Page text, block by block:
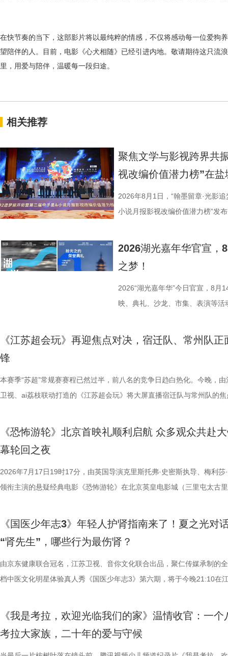
在快节奏的当下，这部影片将以最纯粹的情感，不仅将感动每一位爱狗
望陪伴的人。目前，电影《心犬相随》已经引进内地。敬请期待这只流
里，用爱与陪伴，温暖每一段归途。
相关推荐
聚焦文学与影视跨界共
视改编价值潜力榜”在盐
2026年8月1日，“翰墨留章·光影
小说月报影视改编价值潜力榜”发
化广电和旅游局、盐城经济技术
达文化传媒公司联合主办，盐城
活动当天，众多知名编剧、导演
人齐聚一堂，共同见证文学与影
作，点亮IP改编新航向 作为本次
名文学期刊2024年第9期至2025
影视改编潜力的佳作，旨在为影
复评阶段共有18篇作品入围，涵
动总策划及推介人、著名编剧、
介。他结合市场前景与创作经验
引。 第二届“中子星·小说月报影
耕优质文本，期待更多好故事从
注入不竭动力。 产业共振：1992
的另一大亮点是1992造梦局的正
化”的全产业链影视生态。街区不
站拍遍”的影视拍摄服务目标。
2026湖光嘉年华官宣，
之梦！
2026“湖光嘉年华”今日官宣，8月
映、典礼、沙龙、市集、表演等
「观看」「典礼」「理解」「生
步路线“雄鹰线”为灵感、以“雕刻
线路相映成趣，将为观众打开一
湖光嘉年华下属的「观看」单元
观众在不同的自然与文化场域中
影片，都将通过公益放映形式开
以“回望十年光影、致敬同行伙伴
一个黄金时代的篇章。 每一次思
年华的精神角落，「理解」单元
形交流、开放互动与轻社交形式
打造专业电影课堂。「工作坊」
撞。 「参与」单元则将通过「光
《江苏超会玩》再迎焦点对决，宿迁队、常州队正
锋
本赛季“苏超”常规赛赛程已然过半，前八名的竞争日趋白热化。今晚，由
卫视、ai荔枝联动打造的《江苏超会玩》将大屏直播宿迁队与常州队的焦
袂为大家带来比赛的精彩解读。目前，在积分榜上，宿迁队与常州队同
球队的排名位次。 大胜无锡士气高涨，宿迁主场静候强敌 “苏超”上一个
日，最精彩的对决当属宿迁队客场挑战无锡队。最终，宿迁队反客为主
高驰的梅开二度，以4:2战胜无锡队，终结对手不败金身。这场胜利，让
在他看来，无锡队是综合实力很强的队伍，自己和队友只能全程依靠高
力付出。”高驰表示。 目前，在积分榜上，宿迁队与常州队、苏州队同积
分，凭借净胜球优势暂列第三位，与排名第二的无锡队也只有2分的差距
本轮无锡队轮空的情况下，宿迁队若能全取三分，将让自己的排名更进
对任何一个对手都要立足于拼。本赛季开始前，张玉宁曾喊出“进入前八”
京队、苏州队、无锡队等传统强队，这支昔日并不被看好的球队一路高
《恐怖游轮》北京首映礼顺利启航 众多观众共赴
幕轮回之夜
2026年7月17日19时17分，由英国导演克里斯托弗·史密斯执导、梅利莎
领衔主演的悬疑经典电影《恐怖游轮》在北京英皇电影城（三里屯太古
被全球影迷奉为“无限循环题材鼻祖”的影片首次登陆内地大银幕。 17年
精妙绝伦的叙事结构、层层递进的悬疑反转以及令人细思极恐的结局，
数观众心中的烧脑神作。豆瓣评分长年保持在8.5，累计超过百万人打分
列豆瓣电影TOP250第191位。从论坛时代到短视频时代，从影迷圈层到
推演以及隐藏细节的分析至今仍层出不穷。 影片讲述了单亲母亲杰丝（
一艘名为“埃俄罗斯”号的神秘游轮。这艘游轮早在1930年便已失踪，船
《国医少年志3》年轻人护肾指南来了！夏之光对
“肾先生”，哪些行为最伤肾？
由京东健康联合冠名，江苏卫视、音你文化联合出品，聚仁传媒承制的
档中医文化明星体验真人秀《国医少年志3》第六期，将于今晚21:10在
健康、护肾课堂、健康求真等精彩内容。哪些健康误区值得警惕？又有
破解“中风谜案” “病发现场探案”再度开启，国医少年团化身“健康侦探”，
《我是考拉，欢迎光临我们的家》温情收官：一个
考拉大家族，二十年的爱与守候